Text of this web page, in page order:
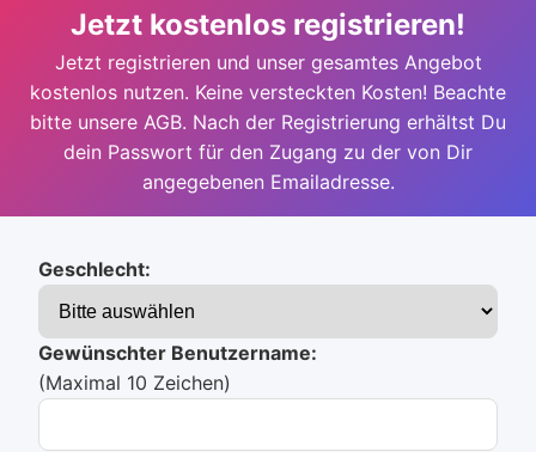
Jetzt kostenlos registrieren!
Jetzt registrieren und unser gesamtes Angebot
kostenlos nutzen. Keine versteckten Kosten! Beachte
bitte unsere AGB. Nach der Registrierung erhältst Du
dein Passwort für den Zugang zu der von Dir
angegebenen Emailadresse.
Geschlecht:
Gewünschter Benutzername:
(Maximal 10 Zeichen)